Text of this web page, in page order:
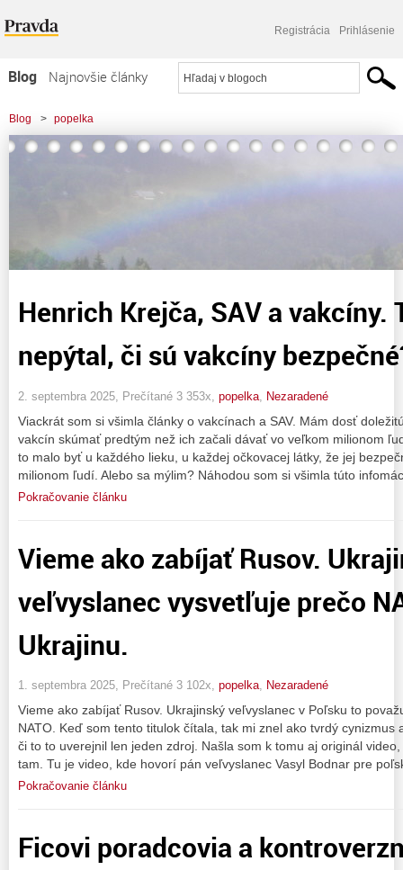
Registrácia Prihlásenie
Blog
Najnovšie články
Najčítanejšie články
Najkomentovanejšie články
Blog > popelka
Henrich Krejča, SAV a vakcíny.
nepýtal, či sú vakcíny
2. septembra 2025, Prečítané 3 353x, popelka Nezaradené
Viackrát som si všimla články o vakcínach a SAV. Mám dosť
vakcín skúmať predtým než ich začali dávať vo veľkom milionom
to malo byť u každého lieku, u každej očkovacej látky, že jej
milionom ľudí. Alebo sa mýlim? Náhodou som si všimla túto
Pokračovanie článku
Vieme ako zabíjať Rusov.
veľvyslanec vysvetľuje prečo
Ukrajinu.
1. septembra 2025, Prečítané 3 102x, popelka, Nezaradené
Vieme ako zabíjať Rusov. Ukrajinský veľvyslanec v Poľsku to
NATO. Keď som tento titulok čítala, tak mi znel ako tvrdý cynizmus
či to to uverejnil len jeden zdroj. Našla som k tomu aj originál
tam. Tu je video, kde hovorí pán veľvyslanec Vasyl Bodnar pre
Pokračovanie článku
Ficovi poradcovia a